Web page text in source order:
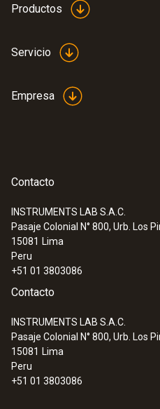
Productos
Servicio
Empresa
Contacto
INSTRUMENTS LAB S.A.C.
Pasaje Colonial N° 800, Urb. Los
15081 Lima
Peru
+51 01 3803086
Contacto
INSTRUMENTS LAB S.A.C.
Pasaje Colonial N° 800, Urb. Los
15081 Lima
Peru
+51 01 3803086